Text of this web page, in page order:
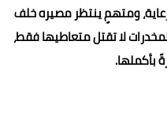
ومتهمٍ ينتظر مصيره خلف
لا تقتل متعاطيها فقط،
بأكملها.